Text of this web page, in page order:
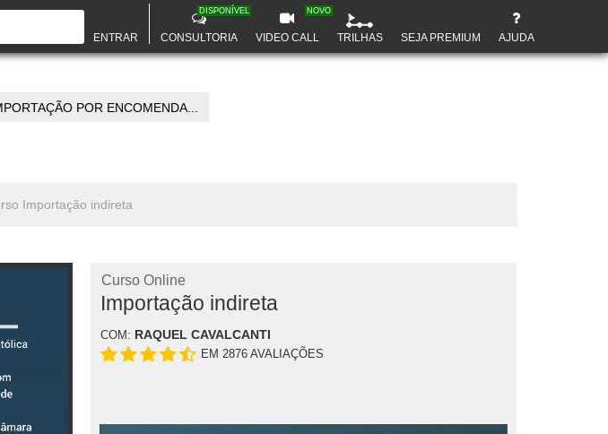
ENTRAR CONSULTORIA
DISPONÍVEL
VIDEO CALL
NOVO
TRILHAS SEJA PREMIUM AJUDA
POR ENCOMENDA...
Importação indireta
Curso Online
Importação indireta
COM: RAQUEL CAVALCANTI
EM 2876 AVALIAÇÕES